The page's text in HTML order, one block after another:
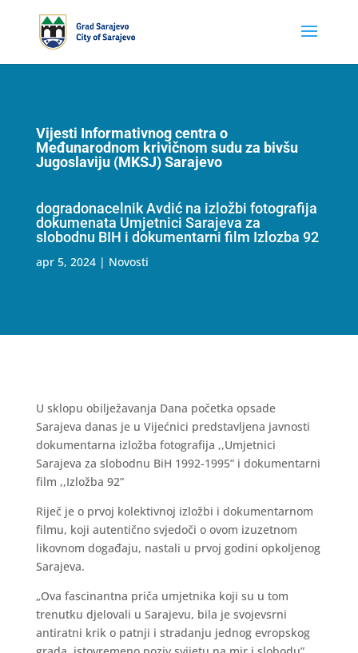
Vijesti Informativnog centra o
Međunarodnom krivičnom sudu za bivšu
Jugoslaviju (MKSJ) Sarajevo
dogradonacelnik Avdić na izložbi fotografija
dokumenata Umjetnici Sarajeva za
slobodnu BIH i dokumentarni film Izlozba 92
apr 5, 2024| Novosti
U sklopu obilježavanja Dana početka opsade
Sarajeva danas je u Vijećnici predstavljena javnosti
dokumentarna izložba fotografija ,,Umjetnici
Sarajeva za slobodnu BiH 1992-1995” i dokumentarni
film ,,Izložba 92”
Riječ je o prvoj kolektivnoj izložbi i dokumentarnom
filmu, koji autentično svjedoči o ovom izuzetnom
likovnom događaju, nastali u prvoj godini opkoljenog
Sarajeva.
„Ova fascinantna priča umjetnika koji su u tom
trenutku djelovali u Sarajevu, bila je svojevsrni
antiratni krik o patnji i stradanju jednog evropskog